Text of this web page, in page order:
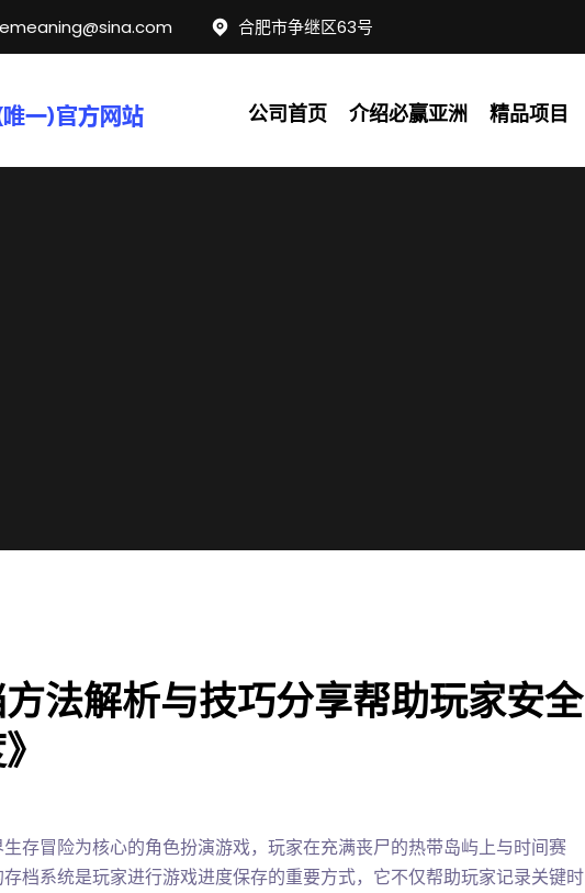
合肥市争继区63号
公司首页 介绍必赢亚洲 精品项目
方法解析与技巧分享帮助玩家安全
生存冒险为核心的角色扮演游戏，玩家在充满丧尸的热带岛屿上与时间赛
档系统是玩家进行游戏进度保存的重要方式，它不仅帮助玩家记录关键时